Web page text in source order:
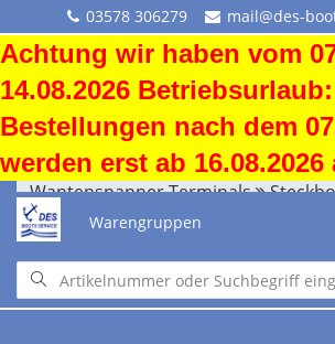
03578 306279 mail@des-
Achtung wir haben vom
14.08.2026 Betriebsurlaub:
Bestellungen nach dem
werden erst ab
Warengruppen
Wantenspanner Terminals
Startseite•Downloads•
Impressum•